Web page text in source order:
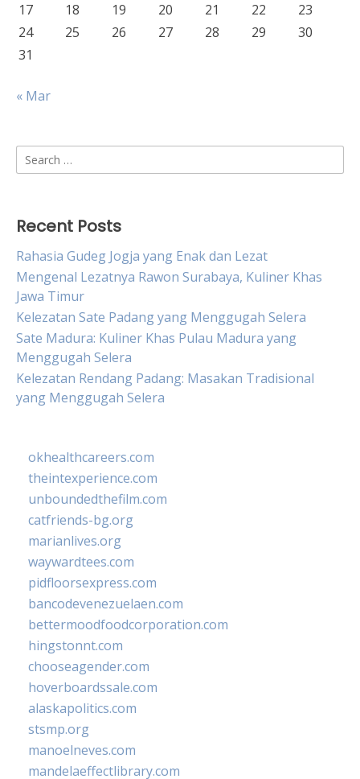
17
18 19 20 21 22
23
24
25 26 27 28 29
30
31
« Mar
Search
for:
Recent Posts
Rahasia Gudeg Jogja yang Enak dan Lezat
Mengenal Lezatnya Rawon Surabaya, Kuliner Khas
Jawa Timur
Kelezatan Sate Padang yang Menggugah Selera
Sate Madura: Kuliner Khas Pulau Madura yang
Menggugah Selera
Kelezatan Rendang Padang: Masakan Tradisional
yang Menggugah Selera
okhealthcareers.com
theintexperience.com
unboundedthefilm.com
catfriends-bg.org
marianlives.org
waywardtees.com
pidfloorsexpress.com
bancodevenezuelaen.com
bettermoodfoodcorporation.com
hingstonnt.com
chooseagender.com
hoverboardssale.com
alaskapolitics.com
stsmp.org
manoelneves.com
mandelaeffectlibrary.com